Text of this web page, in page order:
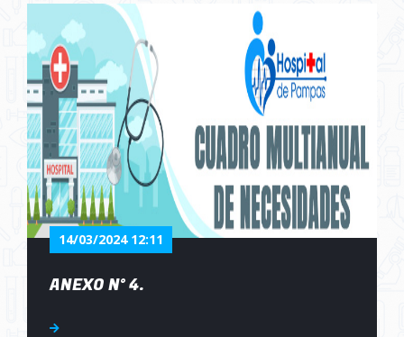
14/03/2024 12:11
ANEXO N° 4.